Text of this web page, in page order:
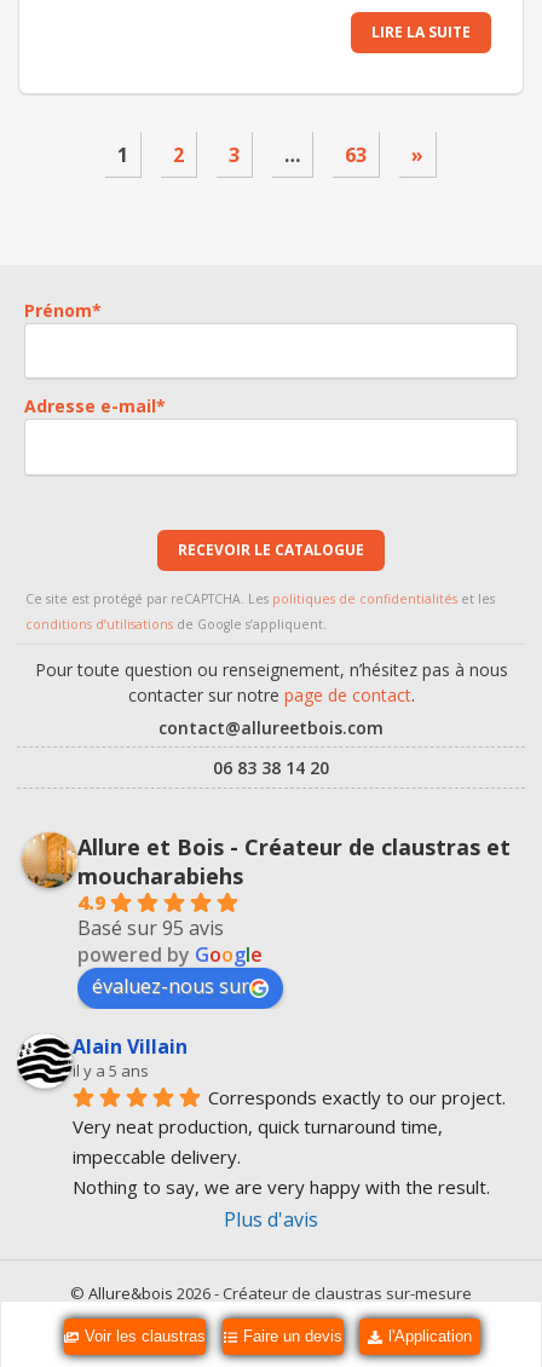
LIRE LA SUITE
1 2 3 … 63 »
Prénom*
Adresse e-mail*
RECEVOIR LE CATALOGUE
Ce site est protégé par reCAPTCHA. Les politiques de confidentialités et les
conditions d’utilisations de Google s’appliquent.
Pour toute question ou renseignement, n’hésitez pas à nous
contacter sur notre page de contact.
contact@allureetbois.com
06 83 38 14 20
Allure et Bois - Créateur de claustras et
moucharabiehs
4.9
Basé sur 95 avis
powered by Google
évaluez-nous sur
Alain Villain
il y a 5 ans
Corresponds exactly to our project.
Very neat production, quick turnaround time,
impeccable delivery.
Nothing to say, we are very happy with the result.
Plus d'avis
© Allure&bois 2026 - Créateur de claustras sur-mesure
Accueil
Politique de confidentialité Mentions légales Contact
Voir les claustras Faire un devis l'Application